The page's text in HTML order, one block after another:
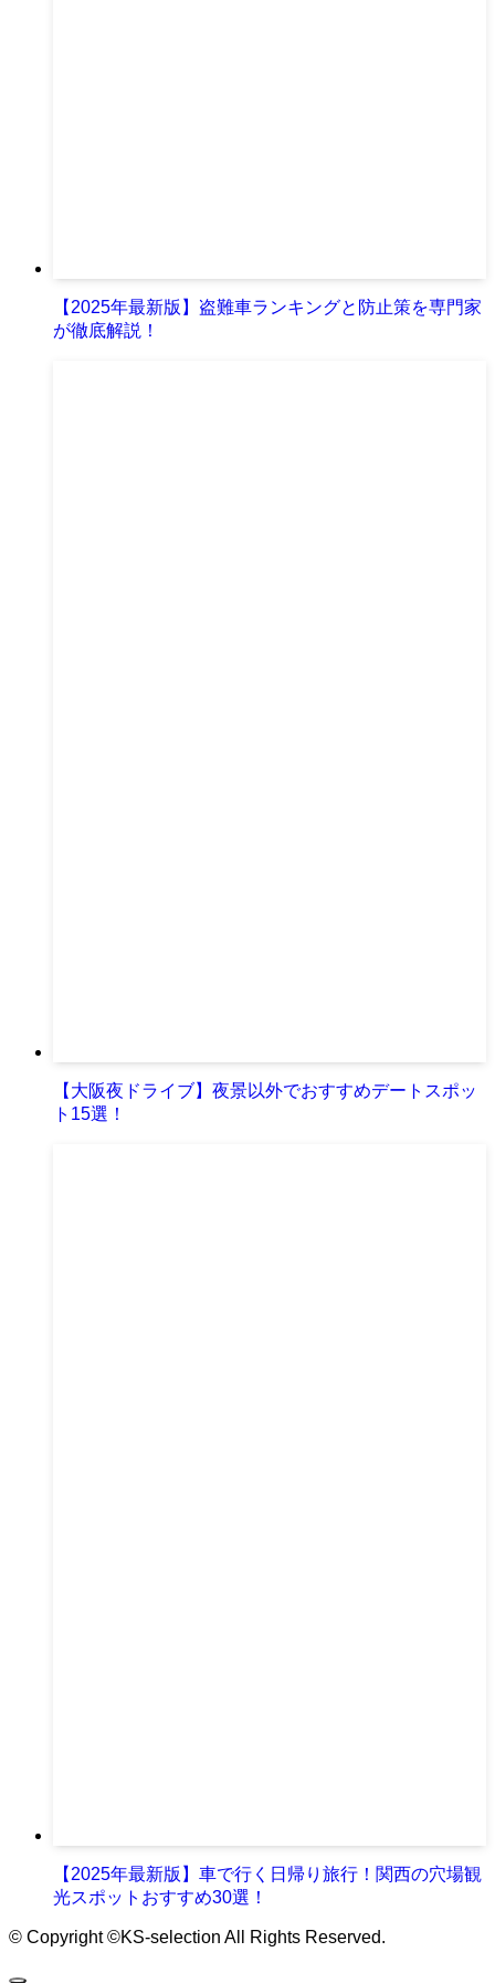
【2025年最新版】盗難車ランキングと防止策を専門家
が徹底解説！
【大阪夜ドライブ】夜景以外でおすすめデートスポッ
ト15選！
【2025年最新版】車で行く日帰り旅行！関西の穴場観
光スポットおすすめ30選！
© Copyright ©KS-selection All Rights Reserved.